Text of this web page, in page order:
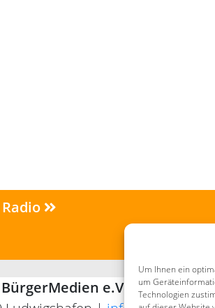
Um Ihnen ein
um
Technologien
Radio
e.V. (BZBM)